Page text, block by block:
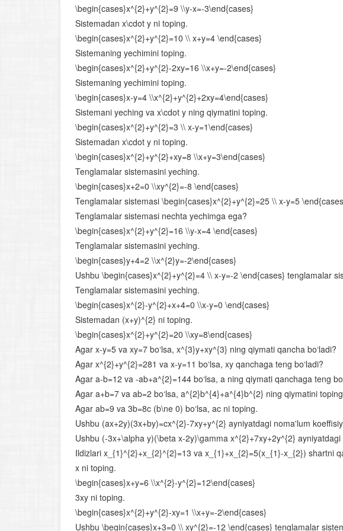
Sonlarga oid
Ko‘rsatkichli
Logarifm
Logarifmik tengsizliklar
Yig‘indi va
Bo‘linmaning hosilasi
Murakkab
Funksiyaning o‘sish
Urinmaning burchak
\begin{cases}x^{2}+y^{2}=9 \\y-x=-3\end{cases}
Sistemadan x\cdot y ni toping.
\begin{cases}x^{2}+y^{2}=10 \\ x+y=4 \end{cases}
Sistemaning yechimini toping.
\begin{cases}x^{2}+y^{2}-2xy=16 \\x+y=-2\end{cases}
Sistemaning yechimini toping.
\begin{cases}x-y=4 \\x^{2}+y^{2}+2xy=4\end{cases}
Sistemani yeching va x\cdot y ning qiymatini toping.
\begin{cases}x^{2}+y^{2}=3 \\ x-y=1\end{cases}
Sistemadan x\cdot y ni toping.
\begin{cases}x^{2}+y^{2}+xy=8 \\x+y=3\end{cases}
Tenglamalar sistemasini yeching.
\begin{cases}x+2=0 \\xy^{2}=-8 \end{cases}
Tenglamalar sistemasi \begin{cases}x^{2}+y^{2}=25 \\ x-y=5
Tenglamalar sistemasi nechta yechimga ega?
\begin{cases}x^{2}+y^{2}=16 \\y-x=4 \end{cases}
Tenglamalar sistemasini yeching.
\begin{cases}y+4=2 \\x^{2}y=-2\end{cases}
Ushbu \begin{cases}x^{2}+y^{2}=4 \\ x-y=-2 \end{cases} tenglamalar
Tenglamalar sistemasini yeching.
\begin{cases}x^{2}-y^{2}+x+4=0 \\x-y=0 \end{cases}
Sistemadan (x+y)^{2} ni toping.
\begin{cases}x^{2}+y^{2}=20 \\xy=8\end{cases}
Agar x-y=5 va xy=7 bo‘lsa, x^{3}y+xy^{3} ning qiymati qancha bo‘ladi?
Agar x^{2}+y^{2}=281 va x-y=11 bo‘lsa, xy qanchaga teng bo‘ladi?
Agar a-b=12 va -ab+a^{2}=144 bo‘lsa, a ning qiymati qanchaga teng
Agar a+b=7 va ab=2 bo‘lsa, a^{2}b^{4}+a^{4}b^{2} ning qiymatini
Agar ab=9 va 3b=8c (b\ne 0) bo‘lsa, ac ni toping.
Ushbu (ax+2y)(3x+by)=cx^{2}-7xy+y^{2} ayniyatdagi noma'lum
Ushbu (-3x+\alpha y)(\beta x-2y)\gamma x^{2}+7xy+2y^{2}
Ildizlari x_{1}^{2}+x_{2}^{2}=13 va x_{1}+x_{2}=5(x_{1}-x_{2}) shartni
x ni toping.
\begin{cases}x+y=6 \\x^{2}-y^{2}=12\end{cases}
3xy ni toping.
\begin{cases}x^{2}+y^{2}-xy=1 \\x+y=-2\end{cases}
Ushbu \begin{cases}x+3=0 \\ xy^{2}=-12 \end{cases} tenglamalar